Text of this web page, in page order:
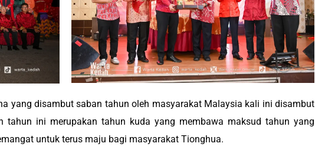
yang disambut saban tahun oleh masyarakat Malaysia kali ini disambut
tahun ini merupakan tahun kuda yang membawa maksud tahun yang
untuk terus maju bagi masyarakat Tionghua.